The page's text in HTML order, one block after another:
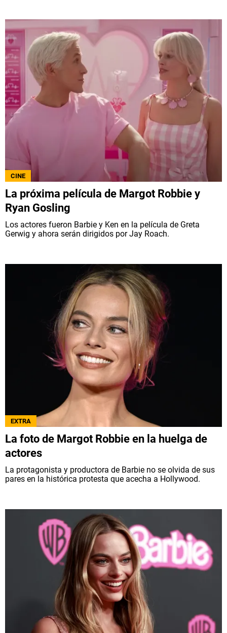
CINE
La próxima película de Margot Robbie y
Ryan Gosling
Los actores fueron Barbie y Ken en la película de Greta
Gerwig y ahora serán dirigidos por Jay Roach.
EXTRA
La foto de Margot Robbie en la huelga de
actores
La protagonista y productora de Barbie no se olvida de sus
pares en la histórica protesta que acecha a Hollywood.